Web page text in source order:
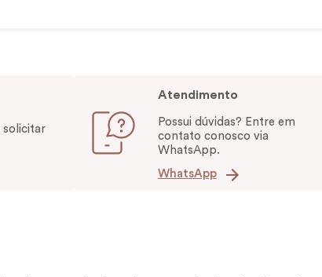
solicitar
Atendimento
Possui dúvidas? Entre em
contato conosco via
WhatsApp.
WhatsApp